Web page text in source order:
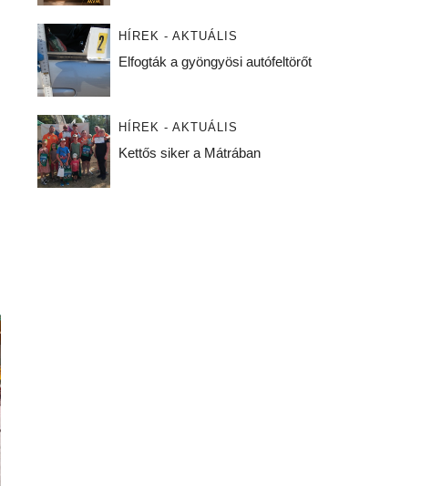
HÍREK - AKTUÁLIS
Elfogták a gyöngyösi autófeltörőt
HÍREK - AKTUÁLIS
Kettős siker a Mátrában